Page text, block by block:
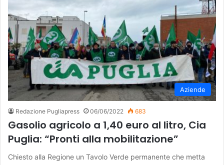
Aziende
Redazione Pugliapress 06/06/2022 683
Gasolio agricolo a 1,40 euro al litro, Cia
Puglia: “Pronti alla mobilitazione”
Chiesto alla Regione un Tavolo Verde permanente che metta